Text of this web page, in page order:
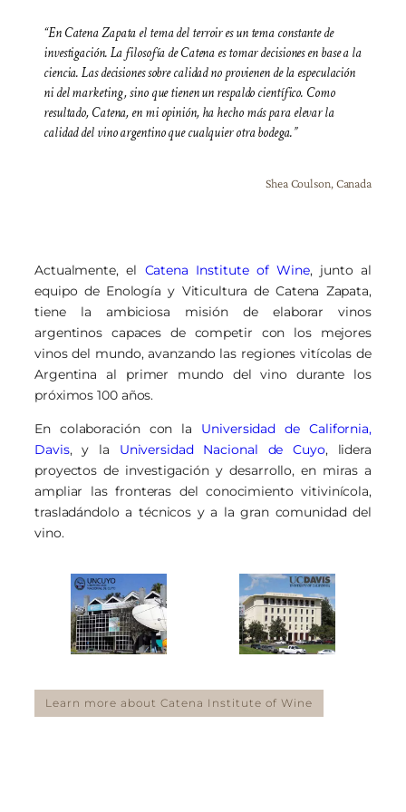
“En Catena Zapata el tema del terroir es un tema constante de
investigación. La filosofía de Catena es tomar decisiones en base a la
ciencia. Las decisiones sobre calidad no provienen de la especulación
ni del marketing , sino que tienen un respaldo científico. Como
resultado, Catena, en mi opinión, ha hecho más para elevar la
calidad del vino argentino que cualquier otra bodega.”
Shea Coulson, Canada
Actualmente, el Catena Institute of Wine, junto al
equipo de Enología y Viticultura de Catena Zapata,
tiene la ambiciosa misión de elaborar vinos
argentinos capaces de competir con los mejores
vinos del mundo, avanzando las regiones vitícolas de
Argentina al primer mundo del vino durante los
próximos 100 años.
En colaboración con la Universidad de California,
Davis, y la Universidad Nacional de Cuyo, lidera
proyectos de investigación y desarrollo, en miras a
ampliar las fronteras del conocimiento vitivinícola,
trasladándolo a técnicos y a la gran comunidad del
vino.
Learn more about Catena Institute of Wine